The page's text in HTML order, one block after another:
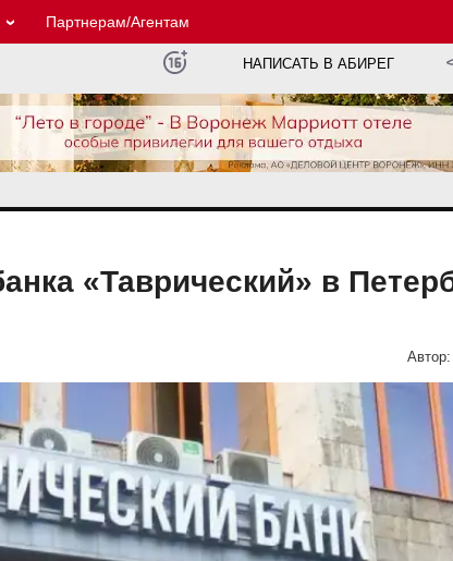
Партнерам/Агентам
НАПИСАТЬ В АБИРЕГ
«Таврический» в
Автор: